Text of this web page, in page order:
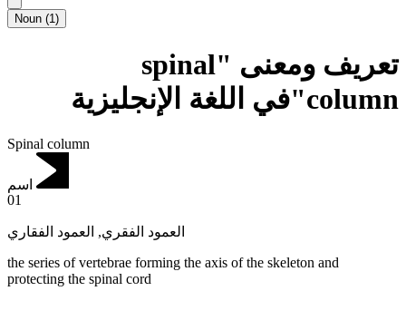
Noun (1)
تعريف ومعنى "spinal
column"في اللغة الإنجليزية
Spinal column
اسم
01
العمود الفقري, العمود الفقاري
the series of vertebrae forming the axis of the skeleton and
protecting the spinal cord